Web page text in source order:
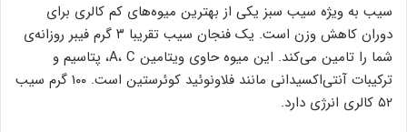
سیب به ویژه سیب سبز یکی از بهترین میوه‌های کم کالری برای
دوران کاهش وزن است. یک فنجان سیب تقریبا ۳ گرم فیبر روزانه‌ی
شما را تامین می‌کند. این میوه حاوی ویتامین A، C، پتاسیم و
ترکیبات آنتی‌اکسیدانی مانند فلاونوئید کوئرستین است. ۱۰۰ گرم سیب
۵۲ کالری انرژی دارد.